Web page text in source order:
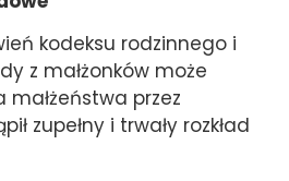
kodeksu rodzinnego i
z małżonków może
przez
zupełny i trwały rozkład